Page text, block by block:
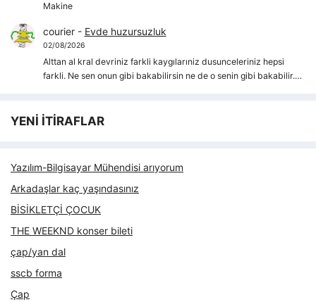
Makine
courier- Evde huzursuzluk
02/08/2026
Alttan al kral devriniz farkli kaygılarıniz dusunceleriniz hepsi
farkli. Ne sen onun gibi bakabilirsin ne de o senin gibi bakabilir.…
YENİ İTİRAFLAR
Yazılım-Bilgisayar Mühendisi arıyorum
Arkadaşlar kaç yaşındasınız
BİSİKLETÇİ ÇOCUK
THE WEEKND konser bileti
çap/yan dal
sscb forma
Çap